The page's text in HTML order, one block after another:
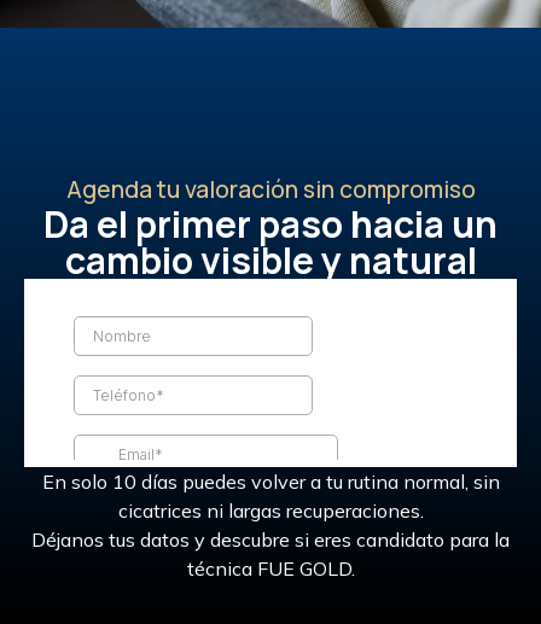
Agenda tu valoración sin compromiso
Da el primer paso hacia un
cambio visible y natural
En solo 10 días puedes volver a tu rutina normal, sin
cicatrices ni largas recuperaciones.
Déjanos tus datos y descubre si eres candidato para la
técnica FUE GOLD.